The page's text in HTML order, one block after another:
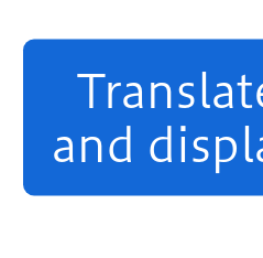
and
けていること。
ないこと。
るために必要と認められる
担できること。